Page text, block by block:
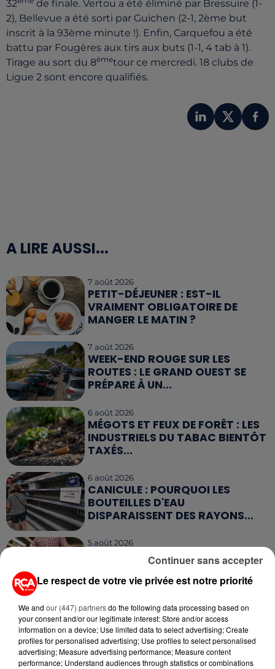
32
de finale. Vertou a été éliminé par Bressuire (1-
2), Bellevue a été sorti par Guichen (2-1, 2ème but
inscrit à la 93ème minute !). Enfin, Carquefou a été
battu par Fougères aux tirs aux buts (1-1, 4 tab à 1).
Tirage au sort du 8èmetour ce mercredi. 18 clubs de
Ligue 2 sont encore qualifiés.
A LIRE AUSSI...
7 août 2026
PETIT-DÉJEUNER : EST-IL
VRAIMENT OBLIGATOIRE DE
MANGER LE MATIN ?
7 août 2026
WEEK-END ROUGE SUR LES
ROUTES : LE GRAND OUEST SE
PRÉPARE À UN...
6 août 2026
MÉGOTS ET FEUX DE FORÊT : LES
INDUSTRIELS DU TABAC BIENTÔT
TAXÉS...
6 août 2026
CANICULE : POURQUOI LES
BOUTEILLES D'EAU
DISPARAISSENT DES RAYONS...
5 août 2026
MANGER SAINEMENT COÛTE 25 %
PLUS CHER QU'IL Y A CINQ ANS,
ALERTE L’ONU
5 août 2026
QUELLES SONT LES MARQUES QUI
OFFRENT LE MEILLEUR RAPPORT...
Le respect de votre vie privée est notre priorité
We and our (447) partnersdo the following data processing based on
your consent and/or our legitimate interest: Store and/or access
information on a device; Use limited data to select advertising; Create
profiles for personalised advertising; Use profiles to select personalised
advertising; Measure advertising performance; Measure content
performance; Understand audiences through statistics or combinations
Continuer sans accepter